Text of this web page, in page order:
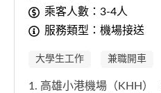
乘客人數：3-4人
服務類型：機場接送
大學生工作 兼職開車
1. 高雄小港機場（KHH）